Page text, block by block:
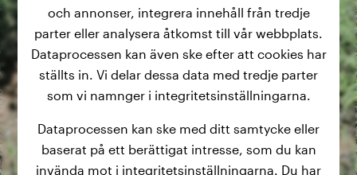
och annonser, integrera innehåll från tredje
parter eller analysera åtkomst till vår webbplats.
Dataprocessen kan även ske efter att cookies har
ställts in. Vi delar dessa data med tredje parter
som vi namnger i integritetsinställningarna.
Dataprocessen kan ske med ditt samtycke eller
baserat på ett berättigat intresse, som du kan
invända mot i integritetsinställningarna. Du har